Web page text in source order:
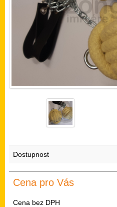
Dostupnost
Cena pro Vás
Cena bez DPH